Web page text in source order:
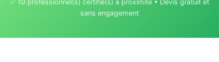
✅ 10 professionnel(s) certifié(s) à proximité • Devis gratuit et
sans engagement